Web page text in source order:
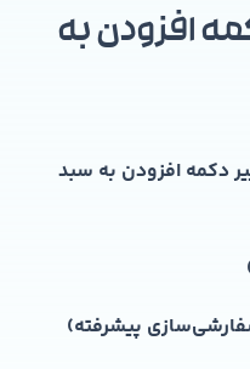
افزودن به
دکمه افزودن به سبد
پیشرفته)